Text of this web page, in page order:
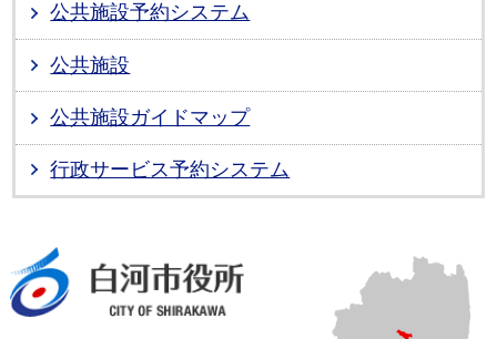
公共施設予約システム
公共施設
公共施設ガイドマップ
行政サービス予約システム